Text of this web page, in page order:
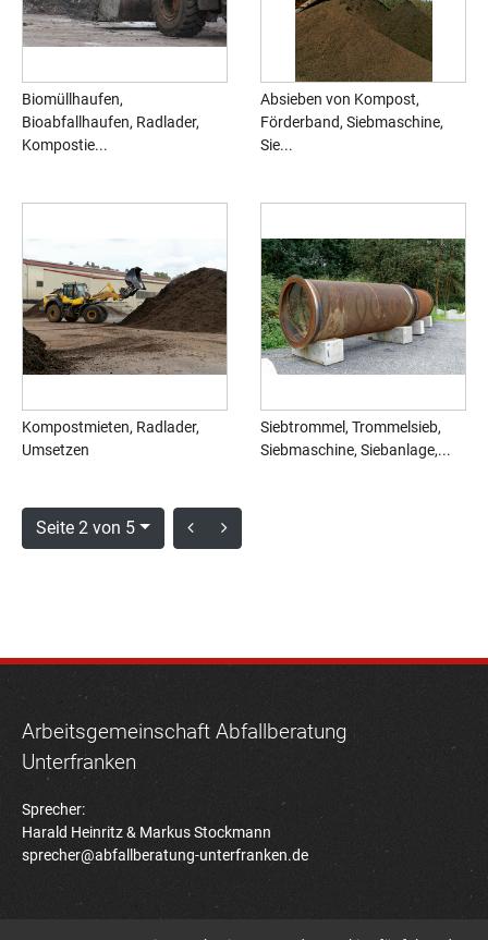
Biomüllhaufen,
Bioabfallhaufen, Radlader,
Kompostie...
Absieben von Kompost,
Förderband, Siebmaschine,
Sie...
Kompostmieten, Radlader,
Umsetzen
Siebtrommel, Trommelsieb,
Siebmaschine, Siebanlage,...
Seite 2 von 5
Arbeitsgemeinschaft Abfallberatung
Unterfranken
Sprecher:
Harald Heinritz & Markus Stockmann
sprecher@abfallberatung-unterfranken.de